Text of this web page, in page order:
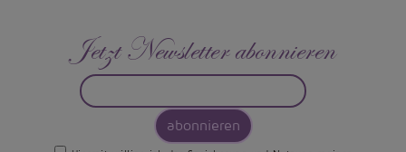
Jetzt Newsletter abonnieren
abonnieren